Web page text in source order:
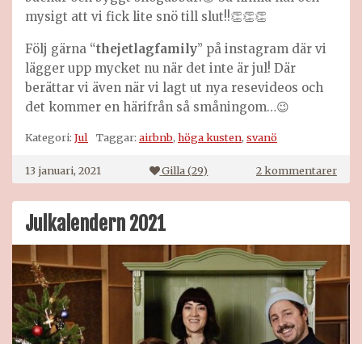
mysigt att vi fick lite snö till slut!!👏👏👏
Följ gärna “thejetlagfamily” på instagram där vi
lägger upp mycket nu när det inte är jul! Där
berättar vi även när vi lagt ut nya resevideos och
det kommer en härifrån så småningom…😉
Kategori: Jul Taggar: airbnb, höga kusten, svanö
13 januari, 2021 Gilla (29) 2 kommentarertill
Julkalendern 2021